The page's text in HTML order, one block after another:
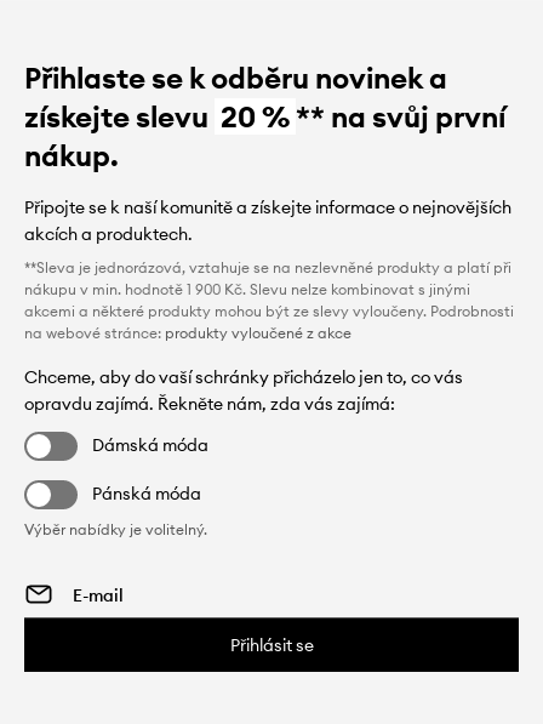
Přihlaste se k odběru novinek a
získejte slevu 20 %** na svůj první
nákup.
Připojte se k naší komunitě a získejte informace o nejnovějších
akcích a produktech.
**Sleva je jednorázová, vztahuje se na nezlevněné produkty a platí při
nákupu v min. hodnotě 1 900 Kč. Slevu nelze kombinovat s jinými
akcemi a některé produkty mohou být ze slevy vyloučeny. Podrobnosti
na webové stránce: produkty vyloučené z akce
Chceme, aby do vaší schránky přicházelo jen to, co vás
opravdu zajímá. Řekněte nám, zda vás zajímá:
Dámská móda
Pánská móda
Výběr nabídky je volitelný.
Přihlásit se